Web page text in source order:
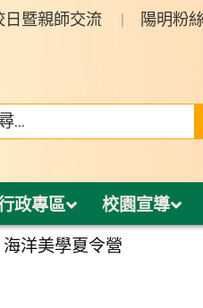
日暨親師交流 陽明粉
政專區 校園宣導
洋美學夏令營